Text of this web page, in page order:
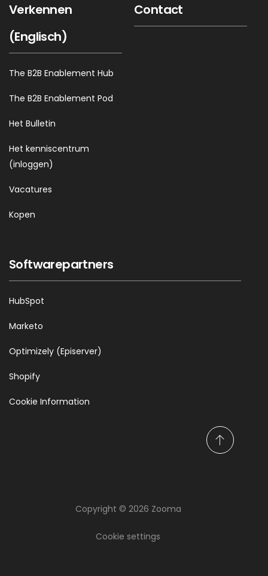
Keep updated on
thoughts, facts and
Verkennen
(Englisch)
The B2B Enablement Hub
The B2B Enablement Pod
Het Bulletin
Het kenniscentrum
(inloggen)
Vacatures
Kopen
Contact
Softwarepartners
HubSpot
Marketo
Optimizely (Episerver)
Shopify
Cookie Information
S
c
Copyright © 2026 Zooma
Cookie settings